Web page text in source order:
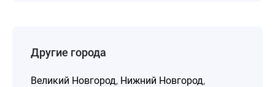
Другие города
Великий Новгород, Нижний Новгород,